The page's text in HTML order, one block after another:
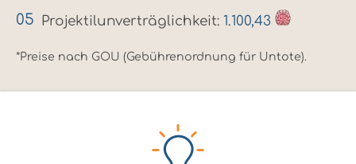
Projektilunverträglichkeit: 1.100,43
*Preise nach GOU (Gebührenordnung für Untote).